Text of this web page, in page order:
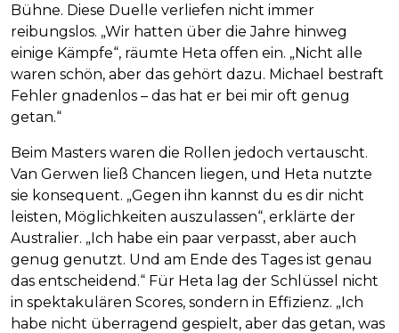
Bühne. Diese Duelle verliefen nicht immer
reibungslos. „Wir hatten über die Jahre hinweg
einige Kämpfe“, räumte Heta offen ein. „Nicht alle
waren schön, aber das gehört dazu. Michael bestraft
Fehler gnadenlos – das hat er bei mir oft genug
getan.“
Beim Masters waren die Rollen jedoch vertauscht.
Van Gerwen ließ Chancen liegen, und Heta nutzte
sie konsequent. „Gegen ihn kannst du es dir nicht
leisten, Möglichkeiten auszulassen“, erklärte der
Australier. „Ich habe ein paar verpasst, aber auch
genug genutzt. Und am Ende des Tages ist genau
das entscheidend.“ Für Heta lag der Schlüssel nicht
in spektakulären Scores, sondern in Effizienz. „Ich
habe nicht überragend gespielt, aber das getan, was